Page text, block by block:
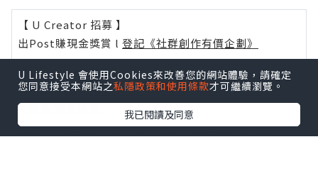
【 U Creator 招募 】
出Post賺現金獎賞 l 登記《社群創作有價企劃》
【 睇Post + 參加品牌活動 】
瀏覽更多社群打卡丶旅遊丶美食丶親子丶寵物丶 扮靚
攻略
U Blog開咗WhatsApp啦！發掘更多吃喝玩樂資訊！
U Lifestyle 會使用Cookies來改善您的網站體驗，請確定
您同意接受本網站之私隱政策和使用條款才可繼續瀏覽。
我已閱讀及同意